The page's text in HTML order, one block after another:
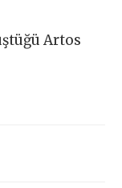
Artos